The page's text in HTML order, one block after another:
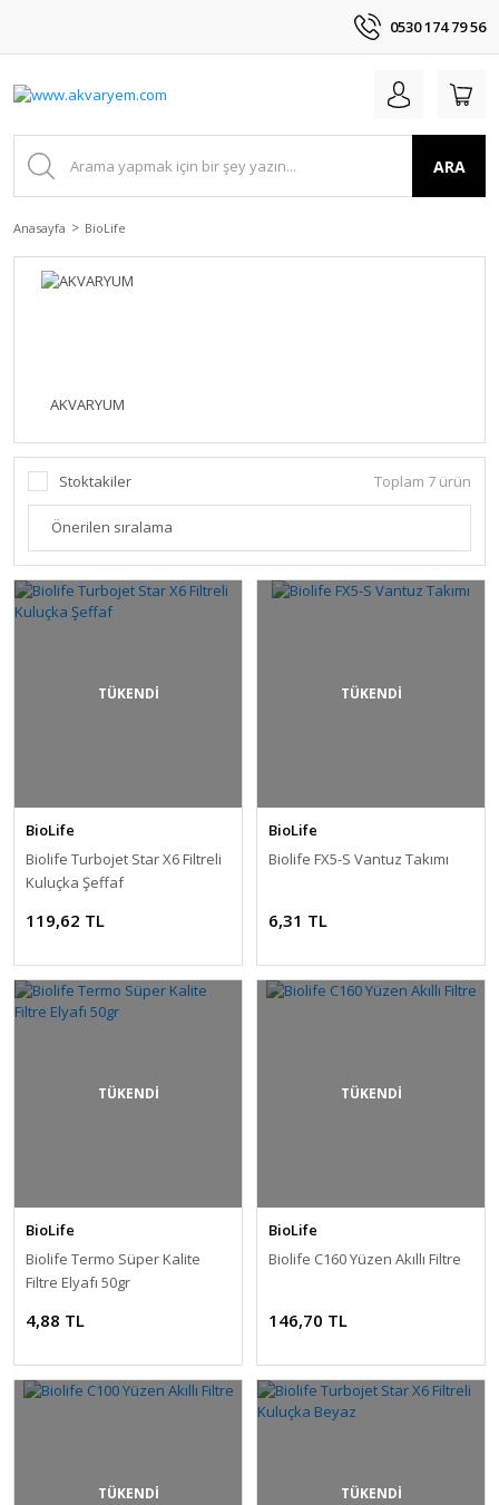
0530 174 79 56
ARA
Anasayfa BioLife
AKVARYUM
Stoktakiler Toplam 7 ürün
TÜKENDİ
BioLife
Biolife Turbojet Star X6 Filtreli
Kuluçka Şeffaf
119,62 TL
TÜKENDİ
BioLife
Biolife FX5-S Vantuz Takımı
6,31 TL
TÜKENDİ
BioLife
Biolife Termo Süper Kalite
Filtre Elyafı 50gr
4,88 TL
TÜKENDİ
BioLife
Biolife C160 Yüzen Akıllı Filtre
146,70 TL
TÜKENDİ TÜKENDİ